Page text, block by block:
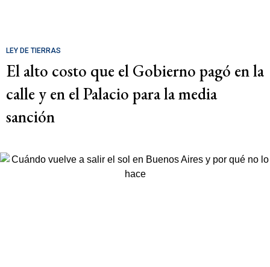
LEY DE TIERRAS
El alto costo que el Gobierno pagó en la
calle y en el Palacio para la media
sanción